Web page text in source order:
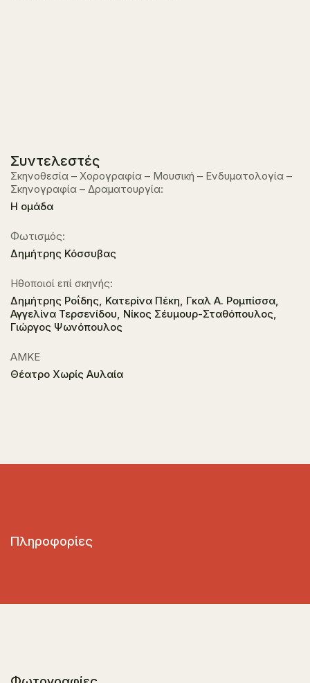
Συντελεστές
Σκηνοθεσία – Χορογραφία – Μουσική – Ενδυματολογία –
Σκηνογραφία – Δραματουργία:
Η ομάδα
Φωτισμός:
Δημήτρης Κόσσυβας
Ηθοποιοί επί σκηνής:
Δημήτρης Ροΐδης, Κατερίνα Πέκη, Γκαλ Α. Ρομπίσσα,
Αγγελίνα Τερσενίδου, Νίκος Σέυμουρ-Σταθόπουλος,
Γιώργος Ψωνόπουλος
ΑΜΚΕ
Θέατρο Χωρίς Αυλαία
Πληροφορίες